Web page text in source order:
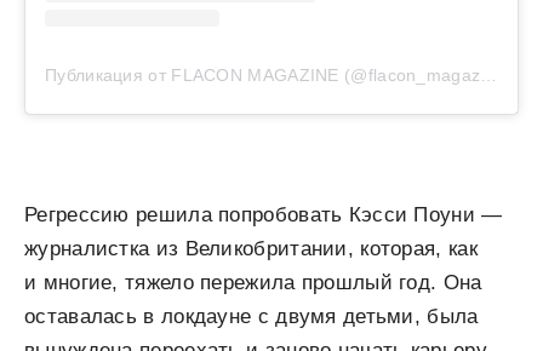
Регрессию решила попробовать Кэсси Поуни —
журналистка из Великобритании, которая, как
и многие, тяжело пережила прошлый год. Она
оставалась в локдауне с двумя детьми, была